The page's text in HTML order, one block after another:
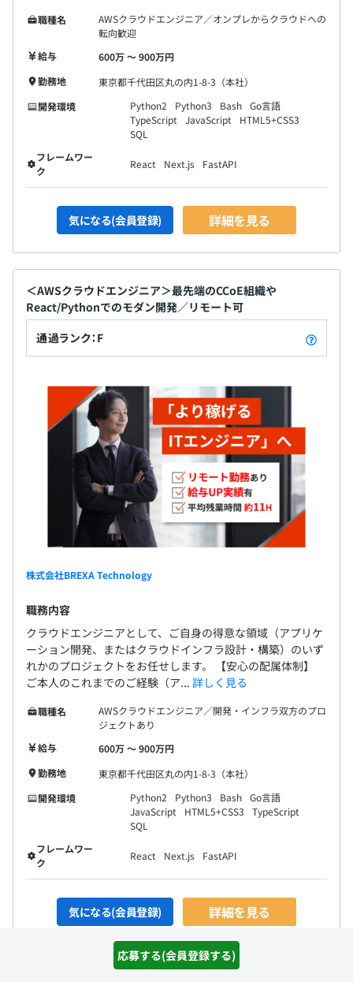
応募する(会員登録する)
職種名
AWSクラウドエンジニア／オンプレからクラウドへの
転向歓迎
給与
600万 〜 900万円
勤務地
東京都千代田区丸の内1-8-3（本社）
開発環境
Python2 Python3 Bash Go言語
TypeScript
JavaScript
HTML5+CSS3
SQL
フレームワー
ク
React Next.js FastAPI
気になる(会員登録) 詳細を見る
＜AWSクラウドエンジニア＞最先端のCCoE組織や
React/Pythonでのモダン開発／リモート可
通過ランク：F
株式会社BREXA Technology
職務内容
クラウドエンジニアとして、ご自身の得意な領域（アプリケ
ーション開発、またはクラウドインフラ設計・構築）のいず
れかのプロジェクトをお任せします。 【安心の配属体制】
ご本人のこれまでのご経験（ア... 詳しく見る
職種名
AWSクラウドエンジニア／開発・インフラ双方のプロ
ジェクトあり
給与
600万 〜 900万円
勤務地
東京都千代田区丸の内1-8-3（本社）
開発環境
Python2 Python3 Bash Go言語
JavaScript
HTML5+CSS3
TypeScript
SQL
フレームワー
ク
React Next.js FastAPI
気になる(会員登録) 詳細を見る